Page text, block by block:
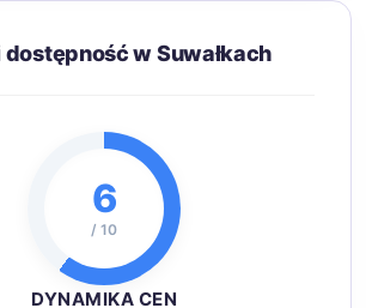
dostępność w Suwałkach
6
/ 10
DYNAMIKA CEN